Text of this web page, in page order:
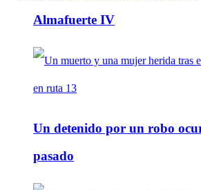
Almafuerte IV
Un detenido por un robo
pasado